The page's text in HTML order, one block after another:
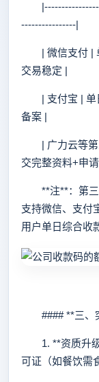
|----------------
----------------|
| 微信支付 | 单
交易稳定 |
| 支付宝 | 单
备案 |
| 广力云等第
交完整资料+申
**注**：第三方
支持微信、支付
用户单日综合收
#### **三、
1. **资质升级
可证（如餐饮需